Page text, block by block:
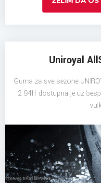
Uniroyal
Guma za sve sezone
2 94H dostupna je uz